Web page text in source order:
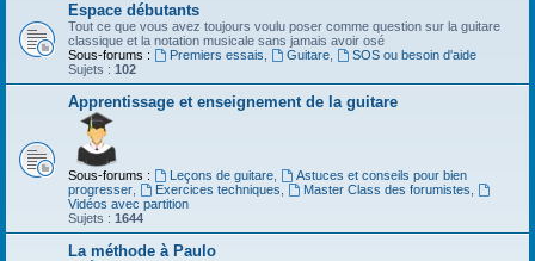
Espace débutants
Tout ce que vous avez toujours voulu poser comme question sur la guitare
classique et la notation musicale sans jamais avoir osé
Sous-forums :
Premiers essais Guitare,
SOS ou besoin d'aide
Sujets : 102
Apprentissage et enseignement de la guitare
Sous-forums : Leçons de guitare,
Astuces et conseils pour bien
progresser
Exercices techniques Master Class des forumistes
Vidéos avec partition
Sujets : 1644
La méthode à Paulo